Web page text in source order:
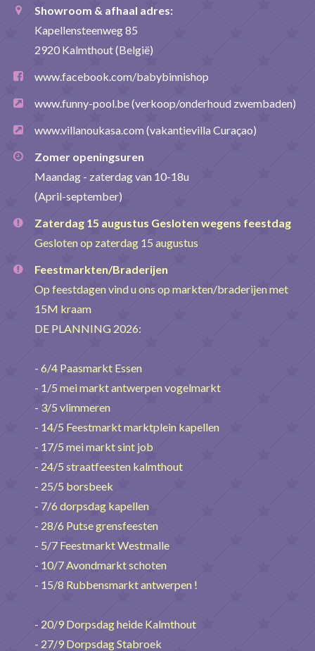
Showroom & afhaal adres:
Kapellensteenweg 85
2920 Kalmthout (België)
www.facebook.com/babybinnishop
www.funny-pool.be(verkoop/onderhoud zwembaden)
www.villanoukasa.com (vakantievilla Curaçao)
Zomer openingsuren
Maandag - zaterdag van 10-18u
(April-september)
Zaterdag 15 augustus Gesloten wegens feestdag
Gesloten op zaterdag 15 augustus
Feestmarkten/Braderijen
Op feestdagen vind u ons op markten/braderijen met
15M kraam
DE PLANNING 2026:
- 6/4 Paasmarkt Essen
- 1/5 mei markt antwerpen vogelmarkt
- 3/5 vlimmeren
- 14/5 Feestmarkt marktplein kapellen
- 17/5 mei markt sint job
- 24/5 straatfeesten kalmthout
- 25/5 borsbeek
- 7/6 dorpsdag kapellen
- 28/6 Putse grensfeesten
- 5/7 Feestmarkt Westmalle
- 10/7 Avondmarkt schoten
- 15/8 Rubbensmarkt antwerpen !
- 20/9 Dorpsdag heide Kalmthout
- 27/9 Dorpsdag Stabroek